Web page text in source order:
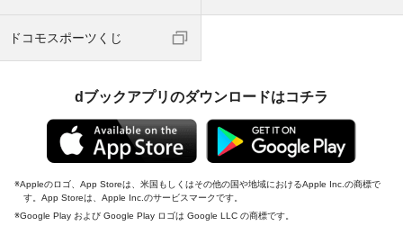
ドコモスポーツくじ
dブックアプリのダウンロードはコチラ
Appleのロゴ、App Storeは、米国もしくはその他の国や地域におけるApple Inc.の商標で
す。App Storeは、Apple Inc.のサービスマークです。
Google Play および Google Play ロゴは Google LLC の商標です。